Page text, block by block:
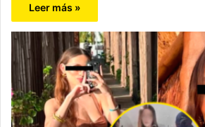
Leer más »